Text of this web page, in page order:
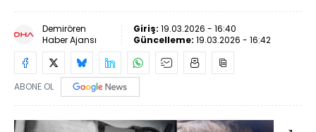
Demirören
Haber Ajansı
Giriş: 19.03.2026 - 16:40
Güncelleme: 19.03.2026 - 16:42
ABONE OL